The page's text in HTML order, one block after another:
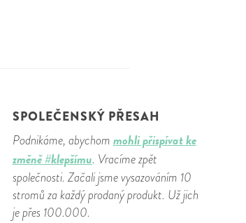
SPOLEČENSKÝ PŘESAH
Podnikáme, abychom mohli přispívat ke
změně #klepšímu. Vracíme zpět
společnosti. Začali jsme vysazováním 10
stromů za každý prodaný produkt. Už jich
je přes 100.000.